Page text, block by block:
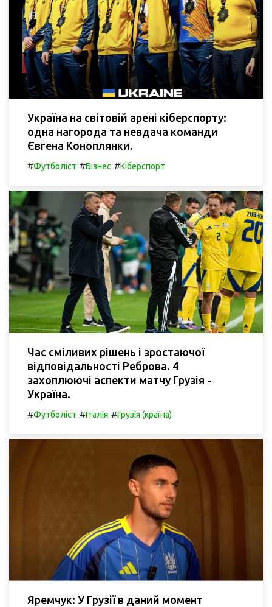
Україна на світовій арені кіберспорту:
одна нагорода та невдача команди
Євгена Коноплянки.
#Футболіст #Бізнес #Кіберспорт
Час сміливих рішень і зростаючої
відповідальності Реброва. 4
захоплюючі аспекти матчу Грузія -
Україна.
#Футболіст #Італія #Грузія (країна)
Яремчук: У Грузії в даний момент